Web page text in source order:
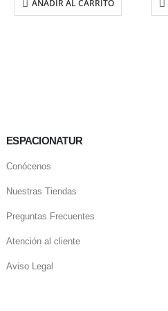
AÑADIR AL CARRITO
ESPACIONATUR
Conócenos
Nuestras Tiendas
Preguntas Frecuentes
Atención al cliente
Aviso Legal